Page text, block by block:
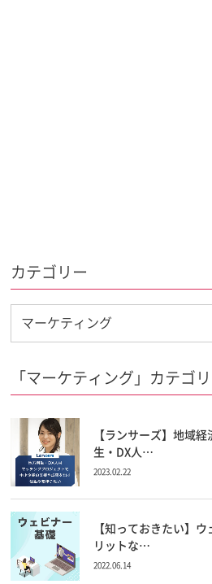
カテゴリー
「マーケティング」カテゴ
【ランサーズ】地域
生・DX人…
2023.02.22
【知っておきたい】
リットな…
2022.06.14